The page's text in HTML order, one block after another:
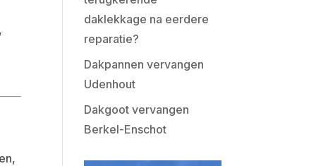
daklekkage na eerdere
reparatie?
Dakpannen vervangen
Udenhout
Dakgoot vervangen
Berkel-Enschot